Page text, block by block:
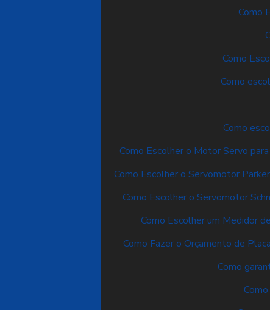
Como
Como
Como
Como
Como Escolher o Motor Servo
Como Escolher o Servomotor
Como Escolher o Servomotor
Como Escolher um Medidor
Como Fazer o Orçamento de
Como